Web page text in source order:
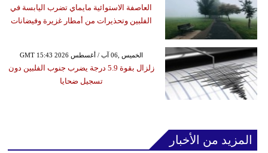
العاصفة الاستوائية مايماي تضرب اليابسة في
الفلبين وتحذيرات من أمطار غزيرة وفيضانات
GMT 15:43 2026 الخميس ,06 آب / أغسطس
زلزال بقوة 5.9 درجة يضرب جنوب الفلبين دون
تسجيل ضحايا
المزيد من الأخبار